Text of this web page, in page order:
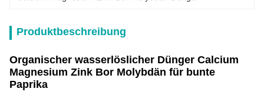
Produktbeschreibung
Organischer wasserlöslicher Dünger Calcium
Magnesium Zink Bor Molybdän für bunte
Paprika